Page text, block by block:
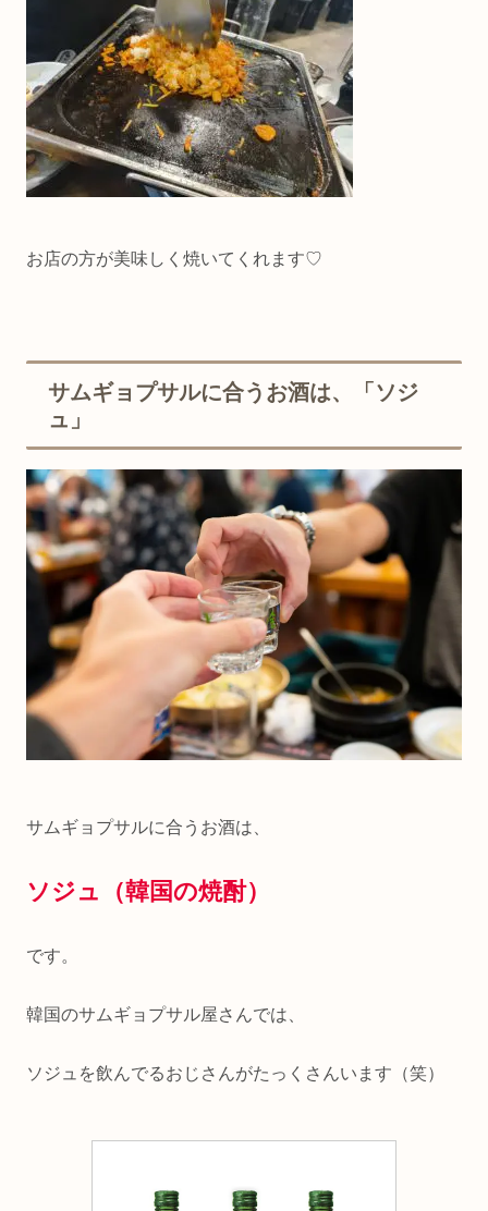
お店の方が美味しく焼いてくれます♡
サムギョプサルに合うお酒は、「ソジ
ュ」
サムギョプサルに合うお酒は、
ソジュ（韓国の焼酎）
です。
韓国のサムギョプサル屋さんでは、
ソジュを飲んでるおじさんがたっくさんいます（笑）